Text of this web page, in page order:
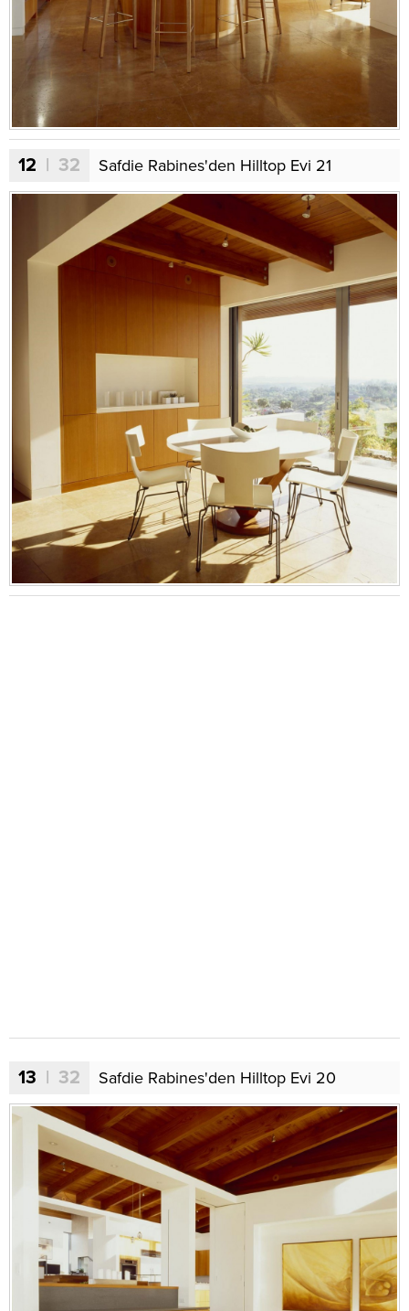
12 | 32 Safdie Rabines'den Hilltop Evi 21
13 | 32 Safdie Rabines'den Hilltop Evi 20